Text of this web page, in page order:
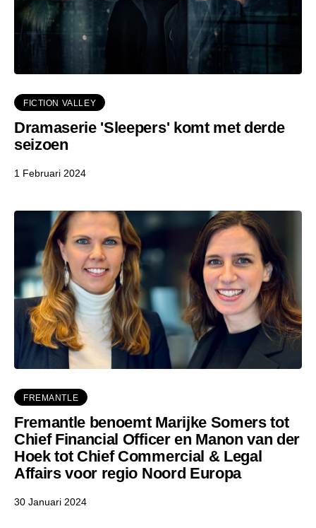
FICTION VALLEY
Dramaserie 'Sleepers' komt met derde
seizoen
1 Februari 2024
FREMANTLE
Fremantle benoemt Marijke Somers tot
Chief Financial Officer en Manon van der
Hoek tot Chief Commercial & Legal
Affairs voor regio Noord Europa
30 Januari 2024